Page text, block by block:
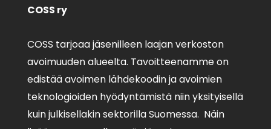
COSS ry
COSS tarjoaa jäsenilleen laajan verkoston
avoimuuden alueelta. Tavoitteenamme on
edistää avoimen lähdekoodin ja avoimien
teknologioiden hyödyntämistä niin yksityisellä
kuin julkisellakin sektorilla Suomessa. Näin